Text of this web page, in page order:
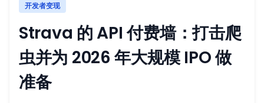
开发者变现
Strava 的 API 付费墙：打击爬
虫并为 2026 年大规模 IPO 做
准备